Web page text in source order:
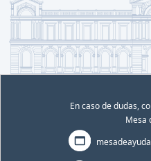
En caso de dudas,
Mesa